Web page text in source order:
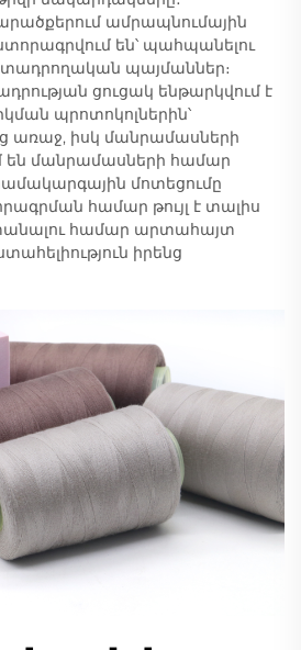
ամրապնումային
են՝ պահպանելու
պայմաններ։
ցուցակ ենթարկվում է
պրոտոկոլներին՝
առաջ, իսկ մանրամասների
մանրամասների համար
մոտեցումը
համար թույլ է տալիս
համար արտահայտ
իրենց